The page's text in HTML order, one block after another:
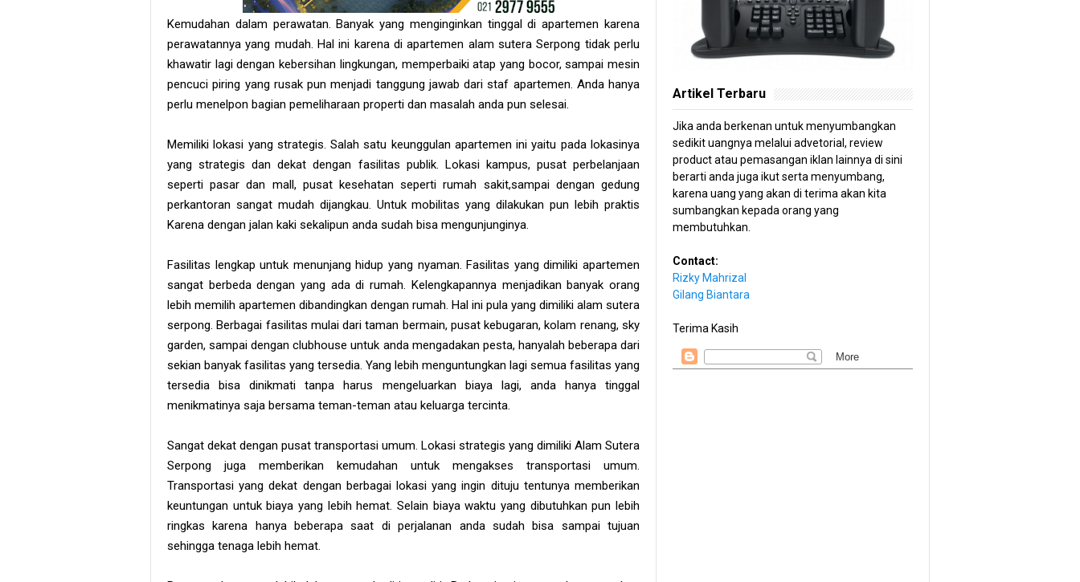
Kemudahan dalam perawatan. Banyak yang menginginkan tinggal di apartemen karena
perawatannya yang mudah. Hal ini karena di apartemen alam sutera Serpong tidak perlu
khawatir lagi dengan kebersihan lingkungan, memperbaiki atap yang bocor, sampai mesin
pencuci piring yang rusak pun menjadi tanggung jawab dari staf apartemen. Anda hanya
perlu menelpon bagian pemeliharaan properti dan masalah anda pun selesai.
Memiliki lokasi yang strategis. Salah satu keunggulan apartemen ini yaitu pada lokasinya
yang strategis dan dekat dengan fasilitas publik. Lokasi kampus, pusat perbelanjaan
seperti pasar dan mall, pusat kesehatan seperti rumah sakit,sampai dengan gedung
perkantoran sangat mudah dijangkau. Untuk mobilitas yang dilakukan pun lebih praktis
Karena dengan jalan kaki sekalipun anda sudah bisa mengunjunginya.
Fasilitas lengkap untuk menunjang hidup yang nyaman. Fasilitas yang dimiliki apartemen
sangat berbeda dengan yang ada di rumah. Kelengkapannya menjadikan banyak orang
lebih memilih apartemen dibandingkan dengan rumah. Hal ini pula yang dimiliki alam sutera
serpong. Berbagai fasilitas mulai dari taman bermain, pusat kebugaran, kolam renang, sky
garden, sampai dengan clubhouse untuk anda mengadakan pesta, hanyalah beberapa dari
sekian banyak fasilitas yang tersedia. Yang lebih menguntungkan lagi semua fasilitas yang
tersedia bisa dinikmati tanpa harus mengeluarkan biaya lagi, anda hanya tinggal
menikmatinya saja bersama teman-teman atau keluarga tercinta.
Sangat dekat dengan pusat transportasi umum. Lokasi strategis yang dimiliki Alam Sutera
Serpong juga memberikan kemudahan untuk mengakses transportasi umum.
Transportasi yang dekat dengan berbagai lokasi yang ingin dituju tentunya memberikan
keuntungan untuk biaya yang lebih hemat. Selain biaya waktu yang dibutuhkan pun lebih
ringkas karena hanya beberapa saat di perjalanan anda sudah bisa sampai tujuan
sehingga tenaga lebih hemat.
Artikel Terbaru
Jika anda berkenan untuk menyumbangkan
sedikit uangnya melalui advetorial, review
product atau pemasangan iklan lainnya di sini
berarti anda juga ikut serta menyumbang,
karena uang yang akan di terima akan kita
sumbangkan kepada orang yang
membutuhkan.
Contact:
Rizky Mahrizal
Gilang Biantara
Terima Kasih